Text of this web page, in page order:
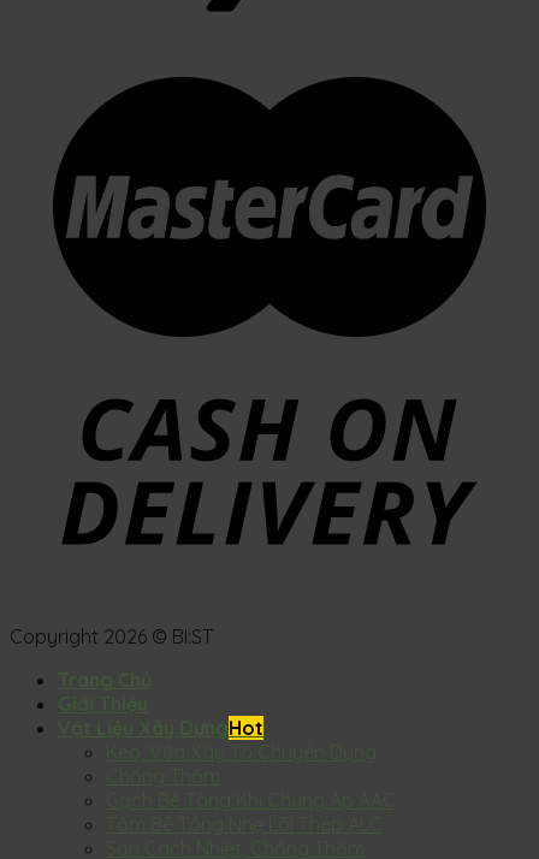
Copyright 2026 © BI:ST
Trang Chủ
Giới Thiệu
Vật Liệu Xây Dựng
Keo, Vữa Xây Tô Chuyên Dụng
Gạch Bê Tông Khí Chưng Áp AAC
Tấm Bê Tông Nhẹ Lõi Thép ALC